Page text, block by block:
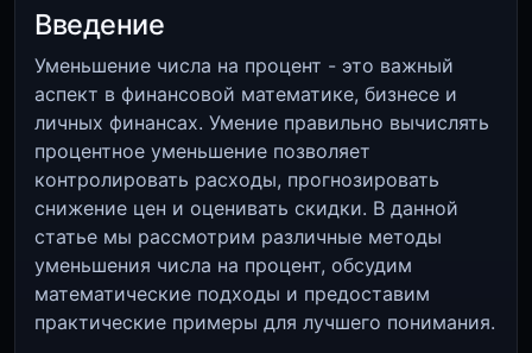
Введение
Уменьшение числа на процент - это важный
аспект в финансовой математике, бизнесе и
личных финансах. Умение правильно вычислять
процентное уменьшение позволяет
контролировать расходы, прогнозировать
снижение цен и оценивать скидки. В данной
статье мы рассмотрим различные методы
уменьшения числа на процент, обсудим
математические подходы и предоставим
практические примеры для лучшего понимания.